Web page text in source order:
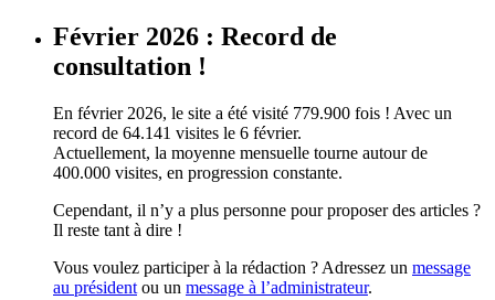
Février 2026 : Record de
consultation !
En février 2026, le site a été visité 779.900 fois ! Avec un
record de 64.141 visites le 6 février.
Actuellement, la moyenne mensuelle tourne autour de
400.000 visites, en progression constante.
Cependant, il n’y a plus personne pour proposer des articles ?
Il reste tant à dire !
Vous voulez participer à la rédaction ? Adressez un message
au président ou un message à l’administrateur.